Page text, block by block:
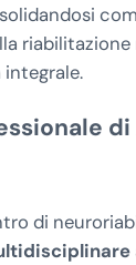
riabilitazione
integrale.
di
di